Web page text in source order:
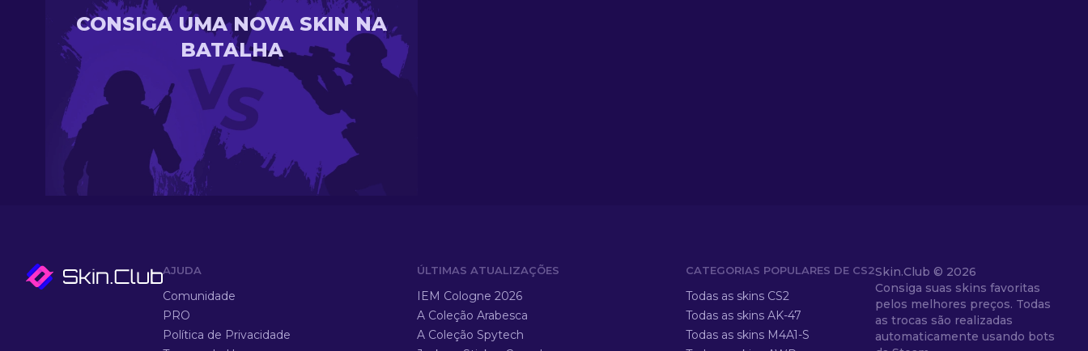
CONSIGA UMA NOVA SKIN NA
BATALHA
AJUDA
Comunidade
PRO
Política de Privacidade
ÚLTIMAS ATUALIZAÇÕES
IEM Cologne 2026
A Coleção Arabesca
A Coleção Spytech
CATEGORIAS POPULARES DE CS2
Todas as skins CS2
Todas as skins AK-47
Todas as skins M4A1-S
Skin.Club © 2026
Consiga suas skins favoritas
pelos melhores preços. Todas
as trocas são realizadas
automaticamente usando bots